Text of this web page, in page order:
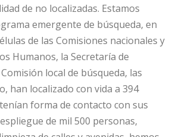
de no localizadas. Estamos
emergente de búsqueda, en
de las Comisiones nacionales y
Humanos, la Secretaría de
local de búsqueda, las
han localizado con vida a 394
forma de contacto con sus
de mil 500 personas,